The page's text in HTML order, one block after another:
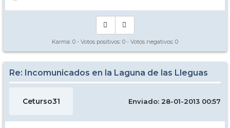
Karma: 0 - Votos positivos: 0 - Votos negativos: 0
Re: Incomunicados en la Laguna de las Lleguas
Ceturso31 Enviado: 28-01-2013 00:57